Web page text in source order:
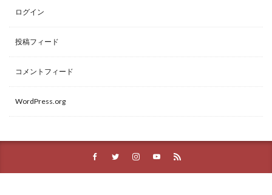
ログイン
投稿フィード
コメントフィード
WordPress.org